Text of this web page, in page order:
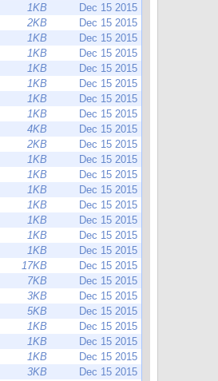
1KB
Dec 15 2015
2KB
Dec 15 2015
1KB
Dec 15 2015
1KB
Dec 15 2015
1KB
Dec 15 2015
1KB
Dec 15 2015
1KB
Dec 15 2015
1KB
Dec 15 2015
4KB
Dec 15 2015
2KB
Dec 15 2015
1KB
Dec 15 2015
1KB
Dec 15 2015
1KB
Dec 15 2015
1KB
Dec 15 2015
1KB
Dec 15 2015
1KB
Dec 15 2015
1KB
Dec 15 2015
17KB
Dec 15 2015
7KB
Dec 15 2015
3KB
Dec 15 2015
5KB
Dec 15 2015
1KB
Dec 15 2015
1KB
Dec 15 2015
1KB
Dec 15 2015
3KB Dec 15 2015